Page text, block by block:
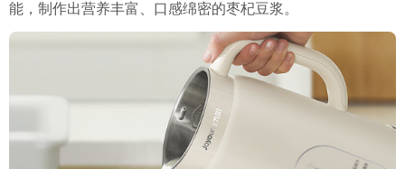
能，制作出营养丰富、口感绵密的枣杞豆浆。